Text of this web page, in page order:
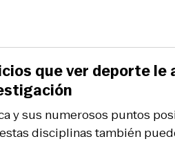
y sus numerosos puntos
disciplinas también
que ver deporte le